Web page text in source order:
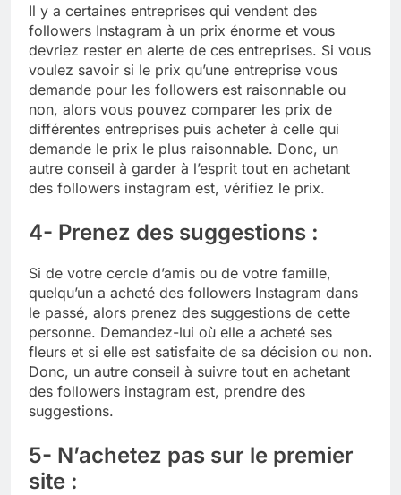
Il y a certaines entreprises qui vendent des
followers Instagram à un prix énorme et vous
devriez rester en alerte de ces entreprises. Si vous
voulez savoir si le prix qu’une entreprise vous
demande pour les followers est raisonnable ou
non, alors vous pouvez comparer les prix de
différentes entreprises puis acheter à celle qui
demande le prix le plus raisonnable. Donc, un
autre conseil à garder à l’esprit tout en achetant
des followers instagram est, vérifiez le prix.
4- Prenez des suggestions :
Si de votre cercle d’amis ou de votre famille,
quelqu’un a acheté des followers Instagram dans
le passé, alors prenez des suggestions de cette
personne. Demandez-lui où elle a acheté ses
fleurs et si elle est satisfaite de sa décision ou non.
Donc, un autre conseil à suivre tout en achetant
des followers instagram est, prendre des
suggestions.
5- N’achetez pas sur le premier
site :